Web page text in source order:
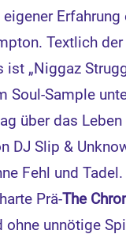
Textlich
ist „Niggaz
Soul-Sample
über das
DJ Slip &
Fehl und Tadel.
Prä-The
ohne unnötige